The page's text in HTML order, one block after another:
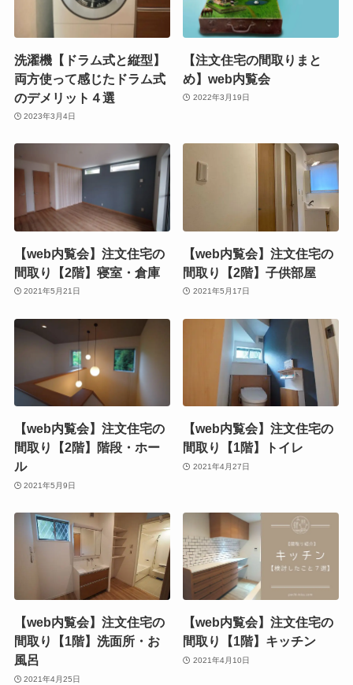
洗濯機【ドラム式と縦型】
両方使って感じたドラム式
のデメリット４選
2023年3月4日
【注文住宅の間取りまと
め】web内覧会
2022年3月19日
【web内覧会】注文住宅の
間取り【2階】寝室・倉庫
2021年5月21日
【web内覧会】注文住宅の
間取り【2階】子供部屋
2021年5月17日
【web内覧会】注文住宅の
間取り【2階】階段・ホー
ル
2021年5月9日
【web内覧会】注文住宅の
間取り【1階】トイレ
2021年4月27日
【web内覧会】注文住宅の
間取り【1階】洗面所・お
風呂
2021年4月25日
【web内覧会】注文住宅の
間取り【1階】キッチン
2021年4月10日